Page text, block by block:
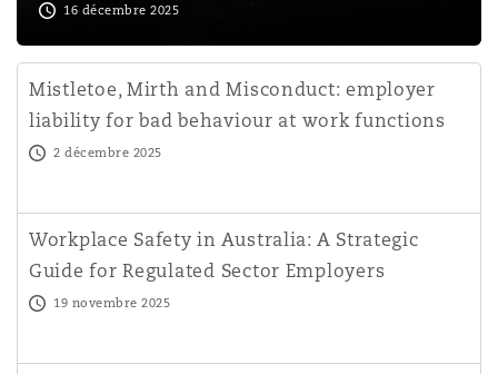
16 décembre 2025
Mistletoe, Mirth and Misconduct: employer
liability for bad behaviour at work functions
2 décembre 2025
Workplace Safety in Australia: A Strategic
Guide for Regulated Sector Employers
19 novembre 2025